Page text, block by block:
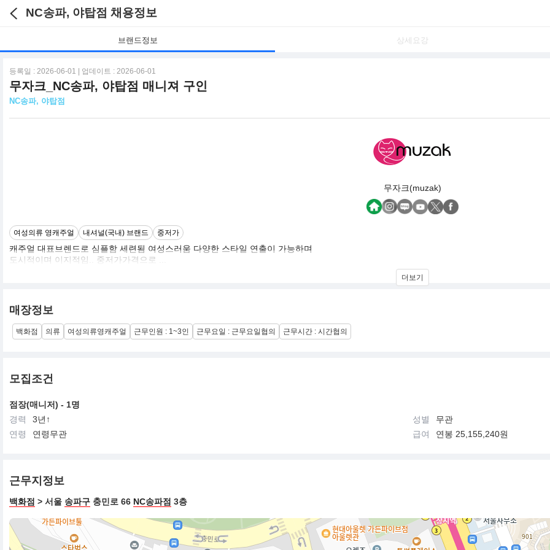
NC송파, 야탑점 채용정보
브랜드정보 상세요강
등록일 : 2026-06-01 | 업데이트 : 2026-06-01
무자크_NC송파, 야탑점 매니져 구인
NC송파, 야탑점
무자크(muzak)
여성의류 영캐주얼 내셔널(국내) 브랜드 중저가
캐주얼 대표브렌드로 심플함 세련됨 여성스러움 다양한 스타일 연출이 가능하며
도시적이며 이지적임.. 중저가가격으로 ...
더보기
매장정보
백화점 의류 여성의류영캐주얼 근무인원 : 1~3인 근무요일 : 근무요일협의 근무시간 : 시간협의
모집조건
점장(매니저) - 1명
경력
3년↑ 성별
무관
연령
연령무관 급여 연봉 25,155,240원
근무지정보
백화점 > 서울 송파구 충민로 66 NC송파점 3층